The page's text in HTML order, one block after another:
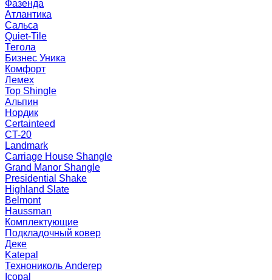
Фазенда
Атлантика
Сальса
Quiet-Tile
Тегола
Бизнес Уника
Комфорт
Лемех
Top Shingle
Альпин
Нордик
Certainteed
CT-20
Landmark
Carriage House Shangle
Grand Manor Shangle
Presidential Shake
Highland Slate
Belmont
Haussman
Комплектующие
Подкладочный ковер
Деке
Katepal
Технониколь Anderep
Icopal